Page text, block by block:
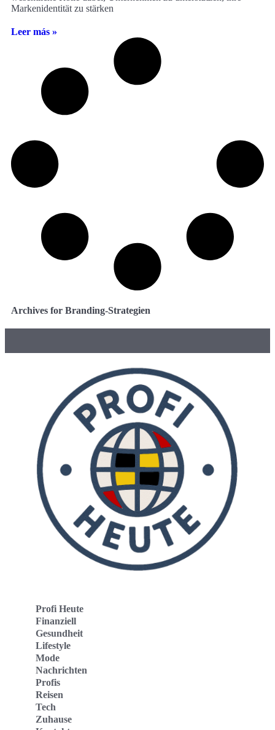
Markenidentität zu stärken
Leer más »
Archives for Branding-Strategien
Profi Heute
Finanziell
Gesundheit
Lifestyle
Mode
Nachrichten
Profis
Reisen
Tech
Zuhause